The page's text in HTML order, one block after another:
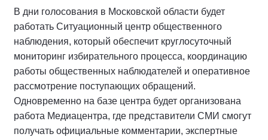
В дни голосования в Московской области будет
работать Ситуационный центр общественного
наблюдения, который обеспечит круглосуточный
мониторинг избирательного процесса, координацию
работы общественных наблюдателей и оперативное
рассмотрение поступающих обращений.
Одновременно на базе центра будет организована
работа Медиацентра, где представители СМИ смогут
получать официальные комментарии, экспертные